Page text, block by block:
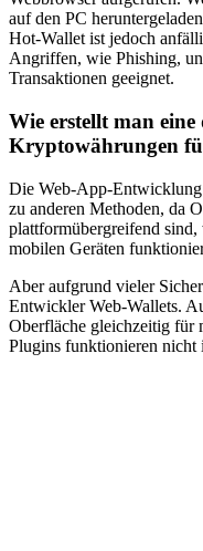
auf den PC
Hot-Wallet ist jedoch
Angriffen, wie Phishing,
Transaktionen geeignet.
Wie erstellt man
Kryptowährungen
Die Web-App-
zu anderen Methoden, da
plattformübergreifend sind,
mobilen Geräten
Aber aufgrund vieler
Entwickler Web-Wallets.
Oberfläche gleichzeitig für
Plugins funktionieren nicht